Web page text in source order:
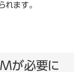
れます。
が必要に